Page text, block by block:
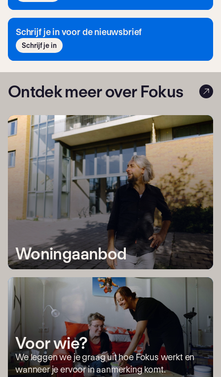
Schrijf je in voor de nieuwsbrief
Schrijf je in
Ontdek meer over Fokus
Woningaanbod
Voor wie?
We leggen we je graag uit hoe Fokus werkt en
wanneer je ervoor in aanmerking komt.